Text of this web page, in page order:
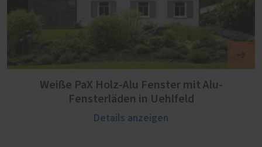
Weiße PaX Holz-Alu Fenster mit Alu-
Fensterläden in Uehlfeld
Details anzeigen